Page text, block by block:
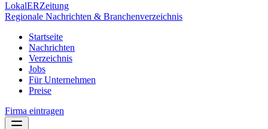
LokalERZeitung
Regionale Nachrichten & Branchenverzeichnis
Startseite
Nachrichten
Verzeichnis
Jobs
Für Unternehmen
Preise
Firma eintragen